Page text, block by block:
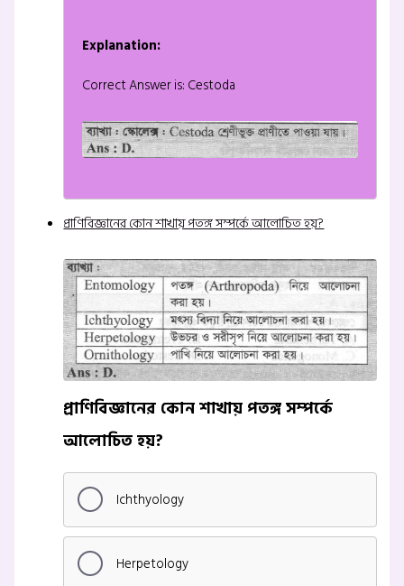
Explanation:
Correct Answer is: Cestoda
প্রাণিবিজ্ঞানের কোন শাখায় পতঙ্গ সম্পর্কে আলোচিত হয়?
প্রাণিবিজ্ঞানের কোন শাখায় পতঙ্গ সম্পর্কে
আলোচিত হয়?
Ichthyology
Herpetology